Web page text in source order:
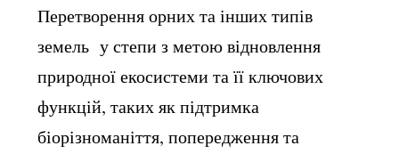
Збереження довкілля та біорізноманіття
Пом'якшення та адаптація до зміни клімату
Соціоекономічний (сталий) розвиток
Перетворення орних та інших типів
земель у степи з метою відновлення
природної екосистеми та її ключових
функцій, таких як підтримка
біорізноманіття, попередження та